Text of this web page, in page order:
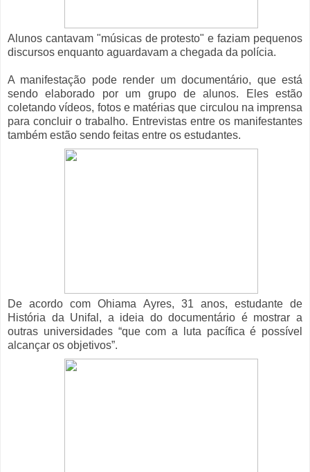
Alunos cantavam "músicas de protesto" e faziam pequenos
discursos enquanto aguardavam a chegada da polícia.
A manifestação pode render um documentário, que está
sendo elaborado por um grupo de alunos. Eles estão
coletando vídeos, fotos e matérias que circulou na imprensa
para concluir o trabalho. Entrevistas entre os manifestantes
também estão sendo feitas entre os estudantes.
De acordo com Ohiama Ayres, 31 anos, estudante de
História da Unifal, a ideia do documentário é mostrar a
outras universidades “que com a luta pacífica é possível
alcançar os objetivos”.